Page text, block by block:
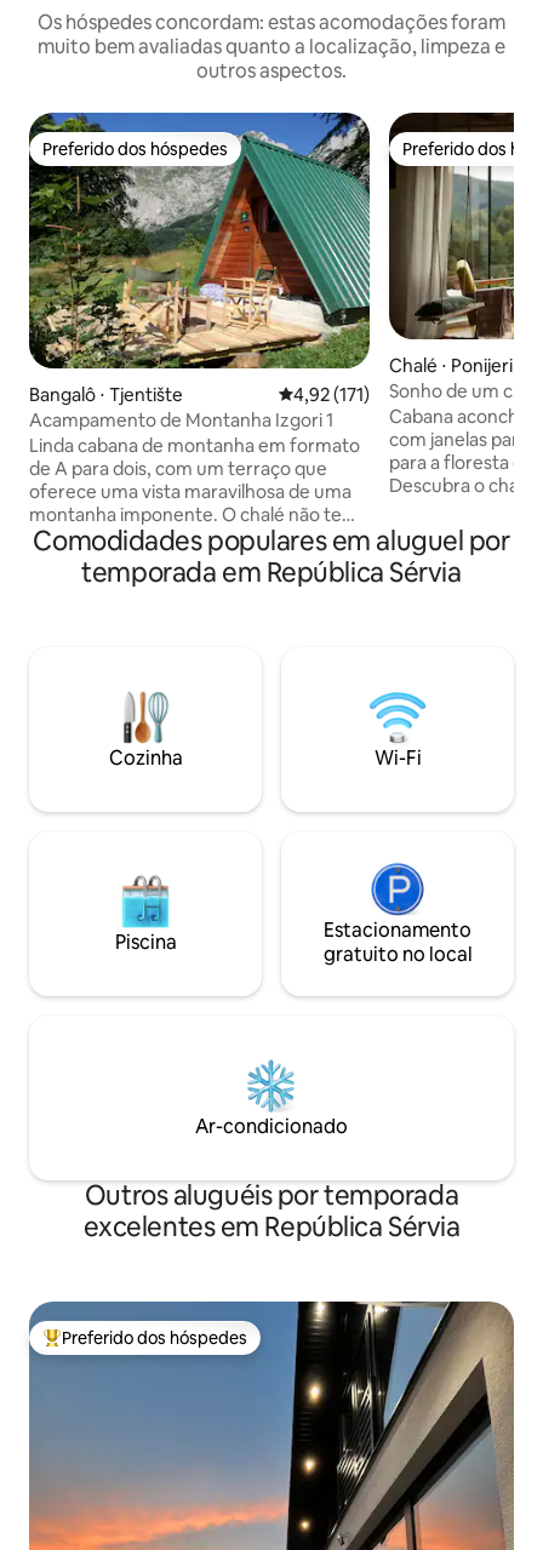
Os hóspedes concordam: estas acomodações foram
muito bem avaliadas quanto a localização, limpeza e
outros aspectos.
Preferido dos hóspedes
Preferido dos hóspedes
Bangalô ⋅ Tjentište 4,92 de uma avaliação média de
4,92 (171)
Acampamento de Montanha Izgori 1
Linda cabana de montanha em formato
de A para dois, com um terraço que
oferece uma vista maravilhosa de uma
montanha imponente. O chalé não tem
eletricidade, mas tem iluminação,
eletrodomésticos e tudo o que você
precisa pode ser recarregado no nosso
para que você também possa ter uma
cama de casal. O banheiro e o chuveiro
ficam a 35 metros do chalé. Trata-se de
uma instalação especial com banheiros
quente nos banheiros.
Preferido dos
Preferido dos
Chalé ⋅ Ponijeri
Sonho de um
boutique
Cabana
com janelas
para a floresta e
Descubra o
com vistas
pores do sol
panorâmicas.
inspiração. Você
iluminado, o
de ter seu
montanhas.
Comodidades populares em aluguel por
temporada em República Sérvia
Cozinha Wi-Fi
Piscina
Estacionamento
gratuito no local
Ar-condicionado
Outros aluguéis por temporada
excelentes em República Sérvia
Entre os melhores preferidos dos hóspedes
Preferido dos hóspedes